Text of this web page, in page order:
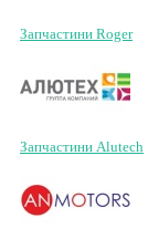
Запчастини Roger
Запчастини Alutech